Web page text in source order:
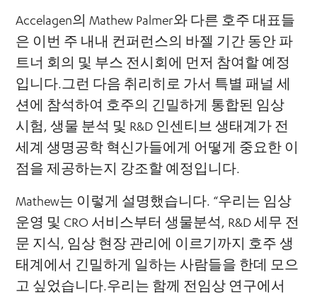
Accelagen의 Mathew Palmer와 다른 호주 대표들
은 이번 주 내내 컨퍼런스의 바젤 기간 동안 파
트너 회의 및 부스 전시회에 먼저 참여할 예정
입니다.그런 다음 취리히로 가서 특별 패널 세
션에 참석하여 호주의 긴밀하게 통합된 임상
시험, 생물 분석 및 R&D 인센티브 생태계가 전
세계 생명공학 혁신가들에게 어떻게 중요한 이
점을 제공하는지 강조할 예정입니다.
Mathew는 이렇게 설명했습니다. “우리는 임상
운영 및 CRO 서비스부터 생물분석, R&D 세무 전
문 지식, 임상 현장 관리에 이르기까지 호주 생
태계에서 긴밀하게 일하는 사람들을 한데 모으
고 싶었습니다.우리는 함께 전임상 연구에서